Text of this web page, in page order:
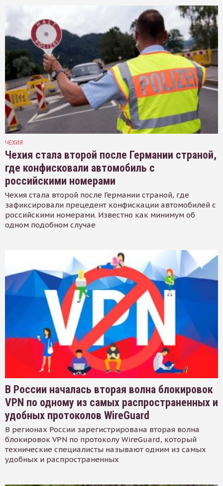
ЧЕХИЯ
Чехия стала второй после Германии страной,
где конфисковали автомобиль с
российскими номерами
Чехия стала второй после Германии страной, где
зафиксировали прецедент конфискации автомобилей с
российскими номерами. Известно как минимум об
одном подобном случае
В России началась вторая волна блокировок
VPN по одному из самых распространенных и
удобных протоколов WireGuard
В регионах России зарегистрирована вторая волна
блокировок VPN по протоколу WireGuard, который
технические специалисты называют одним из самых
удобных и распространенных